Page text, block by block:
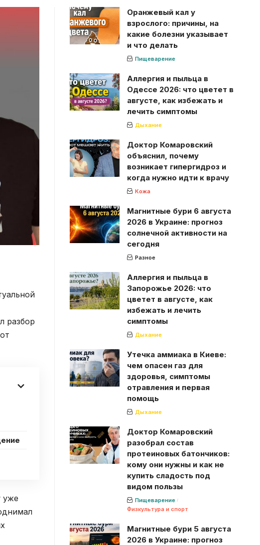
разбор
уже
Оранжевый кал у
взрослого: причины, на
какие болезни указывает
и что делать
Пищеварение
Аллергия и пыльца в
Одессе 2026: что цветет в
августе, как избежать и
лечить симптомы
Дыхание
Доктор Комаровский
объяснил, почему
возникает гипергидроз и
когда нужно идти к врачу
Кожа
Магнитные бури 6 августа
2026 в Украине: прогноз
солнечной активности на
сегодня
Разное
Аллергия и пыльца в
Запорожье 2026: что
цветет в августе, как
избежать и лечить
симптомы
Дыхание
Утечка аммиака в Киеве:
чем опасен газ для
здоровья, симптомы
отравления и первая
помощь
Дыхание
Доктор Комаровский
разобрал состав
протеиновых батончиков:
кому они нужны и как не
купить сладость под
видом пользы
Пищеварение
Физкультура и спорт
Магнитные бури 5 августа
2026 в Украине: прогноз